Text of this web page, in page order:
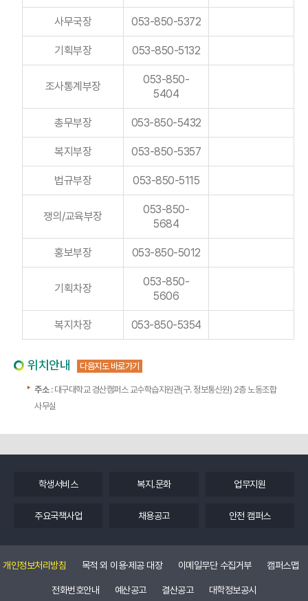
사무국장 053-850-5372
기획부장 053-850-5132
조사통계부장
053-850-
5404
총무부장 053-850-5432
복지부장 053-850-5357
법규부장 053-850-5115
쟁의/교육부장
053-850-
5684
홍보부장 053-850-5012
기획차장
053-850-
5606
복지차장 053-850-5354
위치안내 다음지도 바로가기
주소: 대구대학교 경산캠퍼스 교수학습지원관(구. 정보통신원) 2층 노동조합
사무실
학생서비스 복지.문화 업무지원
주요국책사업 채용공고 안전 캠퍼스
개인정보처리방침 목적 외 이용·제공 대장 이메일무단 수집거부 캠퍼스맵
전화번호안내 예산공고 결산공고 대학정보공시